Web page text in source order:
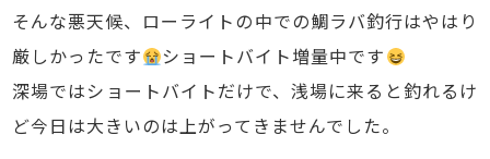
そんな悪天候、ローライトの中での鯛ラバ釣行はやはり
厳しかったです
ショートバイト増量中です
深場ではショートバイトだけで、浅場に来ると釣れるけ
ど今日は大きいのは上がってきませんでした。